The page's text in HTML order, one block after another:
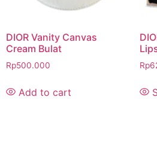
DIOR Vanity Canvas
Cream Bulat
Rp500.000
Add to cart
Rp